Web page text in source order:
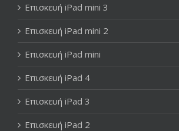
Επισκευή iPad mini 3
Επισκευή iPad mini 2
Επισκευή iPad mini
Επισκευή iPad 4
Επισκευή iPad 3
Επισκευή iPad 2